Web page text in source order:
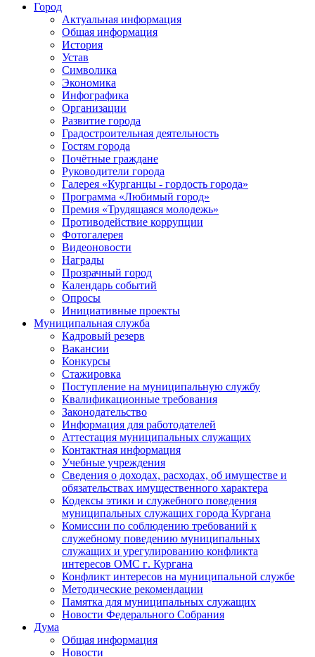
Город
Актуальная информация
Общая информация
История
Устав
Символика
Экономика
Инфографика
Организации
Развитие города
Градостроительная деятельность
Гостям города
Почётные граждане
Руководители города
Галерея «Курганцы - гордость города»
Программа «Любимый город»
Премия «Трудящаяся молодежь»
Противодействие коррупции
Фотогалерея
Видеоновости
Награды
Прозрачный город
Календарь событий
Опросы
Инициативные проекты
Муниципальная служба
Кадровый резерв
Вакансии
Конкурсы
Стажировка
Поступление на муниципальную службу
Квалификационные требования
Законодательство
Информация для работодателей
Аттестация муниципальных служащих
Контактная информация
Учебные учреждения
Сведения о доходах, расходах, об имуществе и
обязательствах имущественного характера
Кодексы этики и служебного поведения
муниципальных служащих города Кургана
Комиссии по соблюдению требований к
служебному поведению муниципальных
служащих и урегулированию конфликта
интересов ОМС г. Кургана
Конфликт интересов на муниципальной службе
Методические рекомендации
Памятка для муниципальных служащих
Новости Федерального Cобрания
Дума
Общая информация
Новости